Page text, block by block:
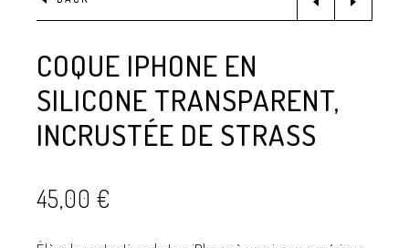
COQUE IPHONE EN
SILICONE TRANSPARENT,
INCRUSTÉE DE STRASS
45,00 €